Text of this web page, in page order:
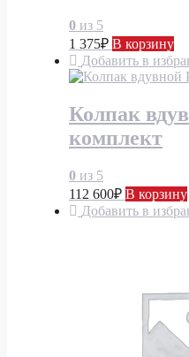
0 из 5
1 375₽ В корзину
Добавить в
Колпак
комплект
0 из 5
112 600₽ В корзину
Добавить в